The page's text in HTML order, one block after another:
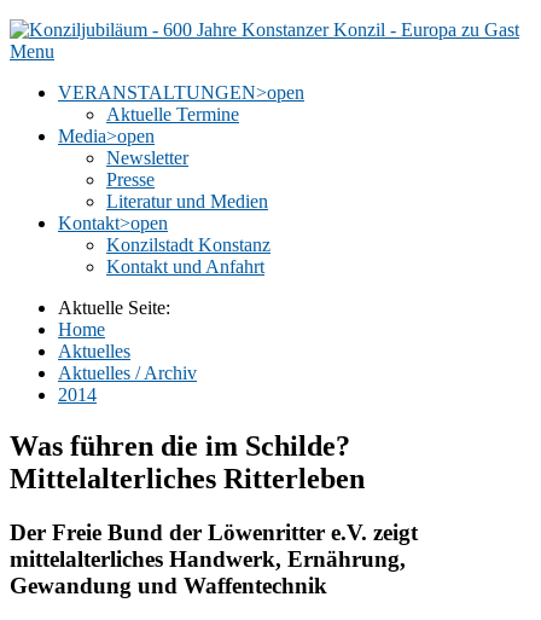
Menu
VERANSTALTUNGEN>open
Aktuelle Termine
Media>open
Newsletter
Presse
Literatur und Medien
Kontakt>open
Konzilstadt Konstanz
Kontakt und Anfahrt
Aktuelle Seite:
Home
Aktuelles
Aktuelles / Archiv
2014
Was führen die im Schilde?
Mittelalterliches Ritterleben
Der Freie Bund der Löwenritter e.V. zeigt
mittelalterliches Handwerk, Ernährung,
Gewandung und Waffentechnik